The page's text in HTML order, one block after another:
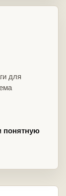
для
понятную